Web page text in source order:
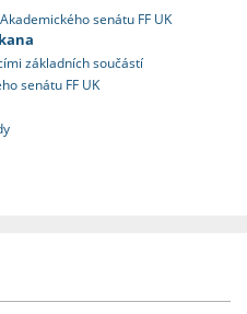
senátu FF UK
základních součástí
senátu FF UK